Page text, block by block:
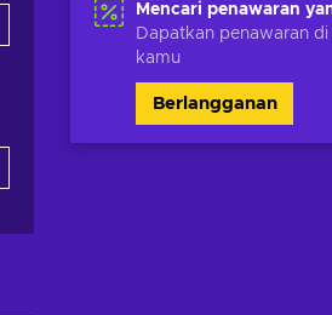
Mencari penawaran
Dapatkan penawaran
kamu
Berlangganan